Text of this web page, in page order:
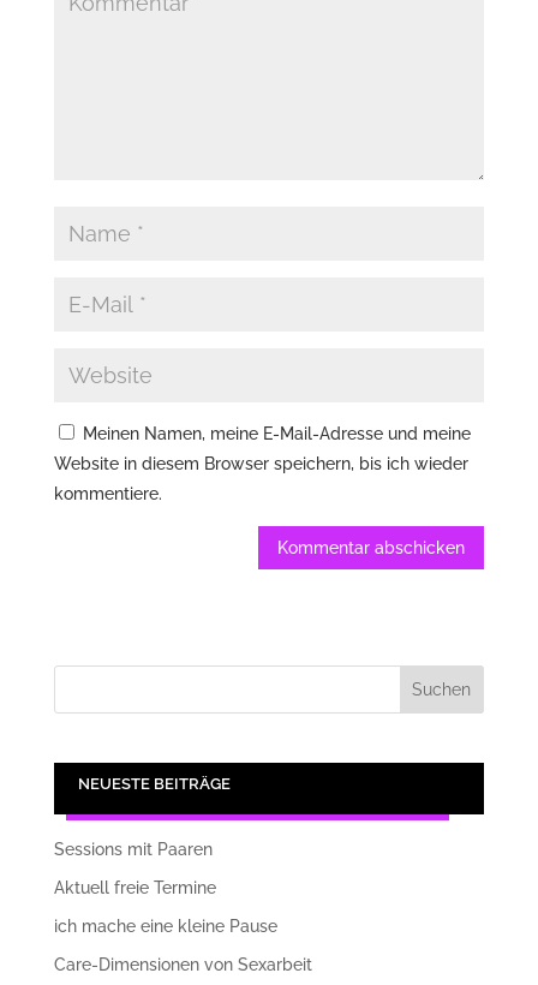
Meinen Namen, meine E-Mail-Adresse und meine
Website in diesem Browser speichern, bis ich wieder
kommentiere.
Kommentar abschicken
NEUESTE BEITRÄGE
Sessions mit Paaren
Aktuell freie Termine
ich mache eine kleine Pause
Care-Dimensionen von Sexarbeit